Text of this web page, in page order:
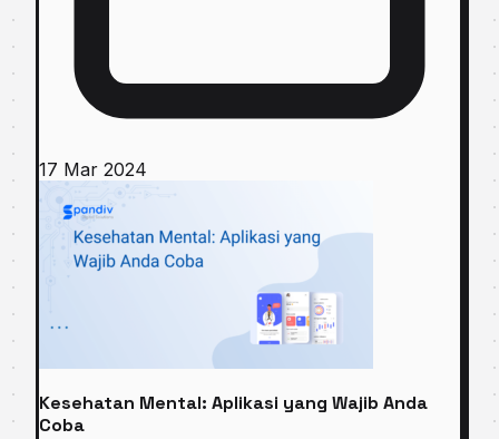
17 Mar 2024
Kesehatan Mental: Aplikasi yang Wajib Anda
Coba